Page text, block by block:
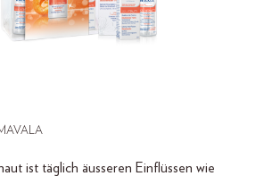
ist täglich äusseren Einflüssen wie